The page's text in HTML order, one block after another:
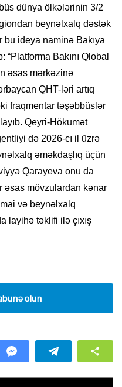
dünya ölkələrinin 3/2
beynəlxalq dəstək
bu ideya naminə Bakıya
Bakını Qlobal
əsas mərkəzinə
QHT-ləri artıq
fraqmentar təşəbbüslər
Qeyri-Hökumət
də 2026-cı il üzrə
əməkdaşlıq üçün
Qarayeva onu da
əsas mövzulardan kənar
və beynəlxalq
layihə təklifi ilə çıxış
olun